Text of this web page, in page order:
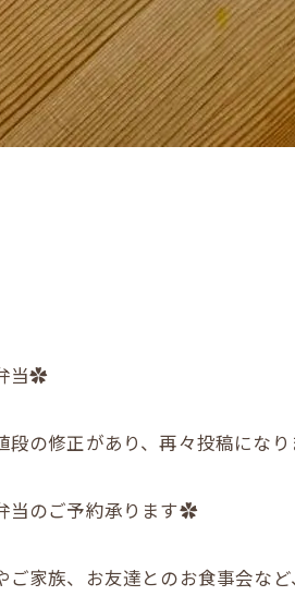
当✿
段の修正があり、再々投稿になり
当のご予約承ります✿
ご家族、お友達とのお食事会など、